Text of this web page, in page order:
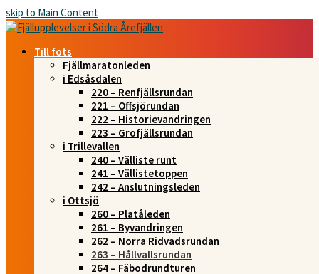
skip to Main Content
Till fots
Fjällmaratonleden
i Edsåsdalen
220 – Renfjällsrundan
221 – Offsjörundan
222 – Historievandringen
223 – Grofjällsrundan
i Trillevallen
240 – Välliste runt
241 – Vällistetoppen
242 – Anslutningsleden
i Ottsjö
260 – Platåleden
261 – Byvandringen
262 – Norra Ridvadsrundan
263 – Hållvallsrundan
264 – Fäbodrundturen